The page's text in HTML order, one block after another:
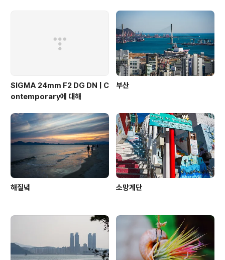
SIGMA 24mm F2 DG DN | C
ontemporary에 대해
부산
해질녘 소망계단